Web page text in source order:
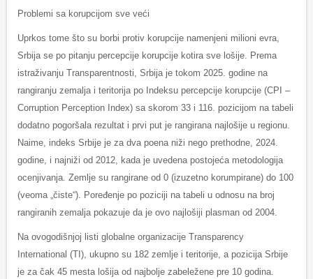
Problemi sa korupcijom sve veći
Uprkos tome što su borbi protiv korupcije namenjeni milioni evra,
Srbija se po pitanju percepcije korupcije kotira sve lošije. Prema
istraživanju Transparentnosti, Srbija je tokom 2025. godine na
rangiranju zemalja i teritorija po Indeksu percepcije korupcije (CPI –
Corruption Perception Index) sa skorom 33 i 116. pozicijom na tabeli
dodatno pogoršala rezultat i prvi put je rangirana najlošije u regionu.
Naime, indeks Srbije je za dva poena niži nego prethodne, 2024.
godine, i najniži od 2012, kada je uvedena postojeća metodologija
ocenjivanja. Zemlje su rangirane od 0 (izuzetno korumpirane) do 100
(veoma „čiste“). Poređenje po poziciji na tabeli u odnosu na broj
rangiranih zemalja pokazuje da je ovo najlošiji plasman od 2004.
Na ovogodišnjoj listi globalne organizacije Transparency
International (TI), ukupno su 182 zemlje i teritorije, a pozicija Srbije
je za čak 45 mesta lošija od najbolje zabeležene pre 10 godina.